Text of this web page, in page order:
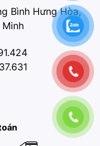
Bình Hưng Hòa,
Minh